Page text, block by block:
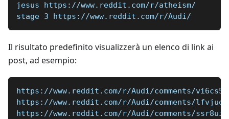
jesus https://www.reddit.com/r/atheism/
stage 3 https://www.reddit.com/r/Audi/
Il risultato predefinito visualizzerà un elenco di link ai
post, ad esempio:
https://www.reddit.com/r/Audi/comments/vi6cs5/
https://www.reddit.com/r/Audi/comments/lfvjuo/
https://www.reddit.com/r/Audi/comments/